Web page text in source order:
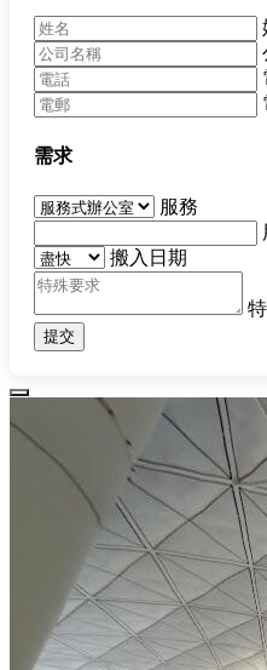
需求
服務
搬入日期
提交